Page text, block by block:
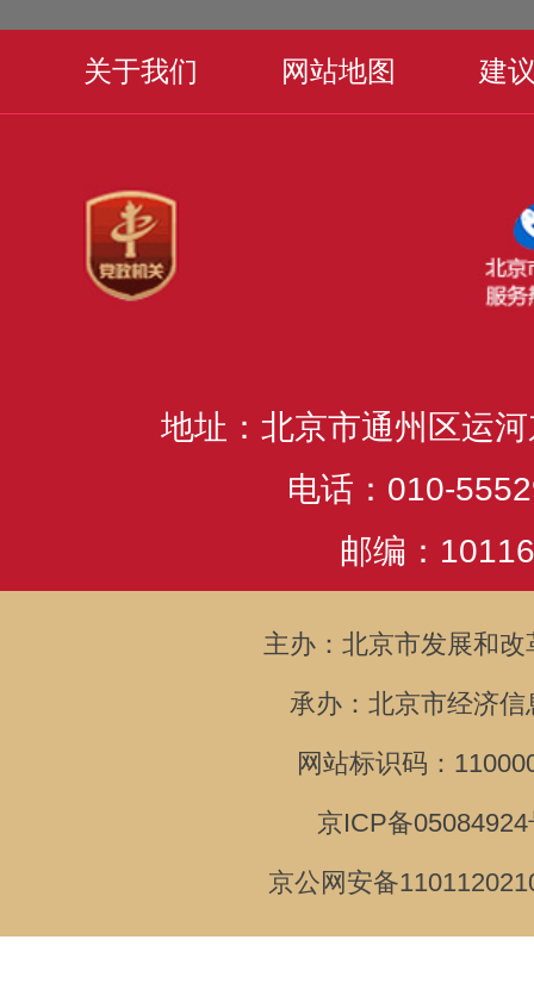
关于我们 网站地图 建
地址：北京市通州区运
电话：010-
邮编：
主办：北京市发展和改
承办：北京市经济信
网站标识码：
京ICP备
京公网安备